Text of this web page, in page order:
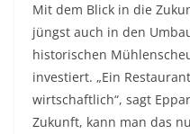
Mit dem Blick in die
jüngst auch in den
historischen
investiert. „Ein
wirtschaftlich“, sagt
Zukunft, kann man das